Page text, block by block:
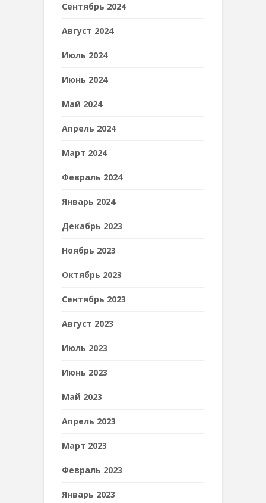
Сентябрь 2024
Август 2024
Июль 2024
Июнь 2024
Май 2024
Апрель 2024
Март 2024
Февраль 2024
Январь 2024
Декабрь 2023
Ноябрь 2023
Октябрь 2023
Сентябрь 2023
Август 2023
Июль 2023
Июнь 2023
Май 2023
Апрель 2023
Март 2023
Февраль 2023
Январь 2023